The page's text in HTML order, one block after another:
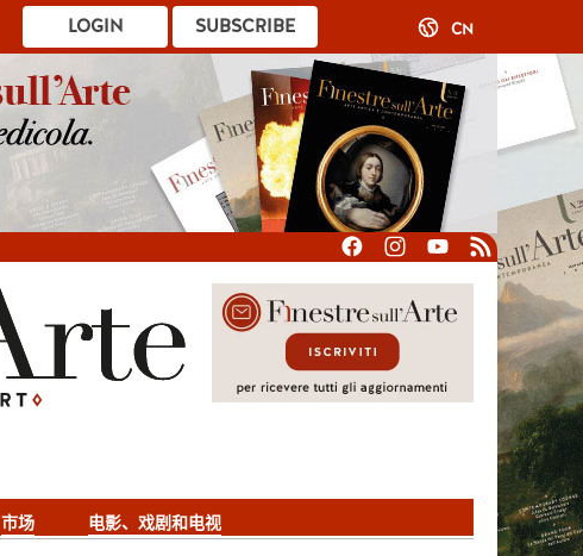
SUBSCRIBE
LOGIN CN
市场 电影、戏剧和电视